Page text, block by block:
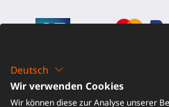
©2016-2026 - ProTubeVR™
Deutsch
Wir verwenden Cookies
Wir können diese zur Analyse unserer